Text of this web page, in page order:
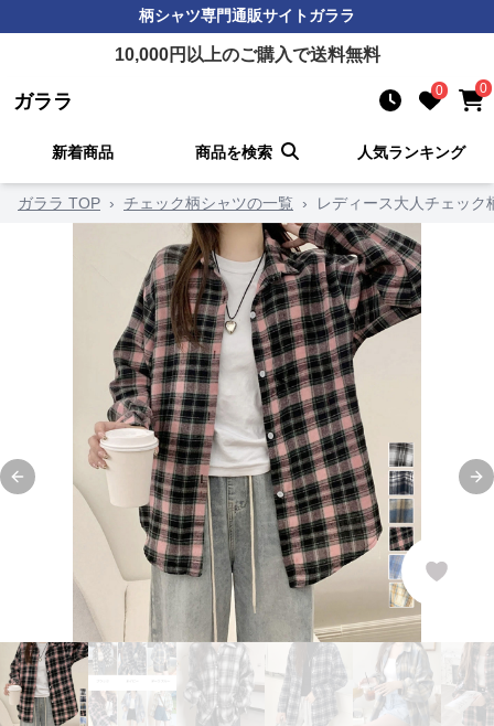
柄シャツ専門通販サイトガララ
10,000円以上のご購入で送料無料
ガララ 0 0
新着商品 商品を検索 人気ランキング
ガララ TOP › チェック柄シャツの一覧 › レディース大人チェッ
Previous slide